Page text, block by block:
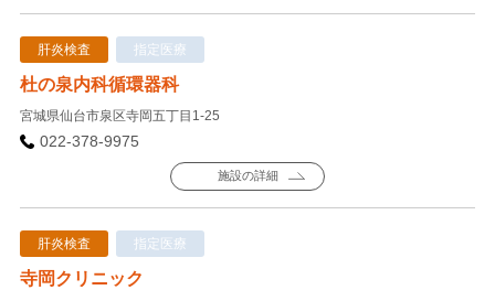
肝炎検査 指定医療
杜の泉内科循環器科
宮城県仙台市泉区寺岡五丁目1-25
022-378-9975
施設の詳細
肝炎検査 指定医療
寺岡クリニック